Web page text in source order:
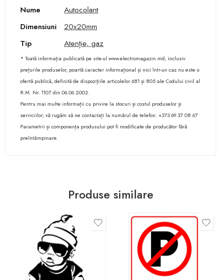
Nume
Autocolant
Dimensiuni
20x20mm
Tip
Atenție, gaz
* Toată informația publicată pe site-ul www.electromagazin.md, inclusiv
prețurile produselor, poartă caracter informațional și nici într-un caz nu este o
ofertă publică, definită de dispozițiile articolelor 681 și 805 ale Codului civil al
R.M. Nr. 1107 din 06.06.2002.
Pentru mai multe informații cu privire la stocuri și costul produselor și
serviciilor, vă rugăm să ne contactați la numărul de telefon: +373 69 37 08 67
Parametrii și componența produsului pot fi modificate de producător fără
preîntâmpinare.
Produse similare